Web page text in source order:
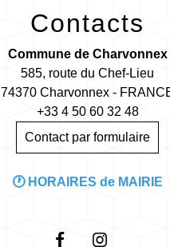
Contacts
Commune de Charvonnex
585, route du Chef-Lieu
74370 Charvonnex -
+33 4 50 60 32 48
Contact par formulaire
🕐 HORAIRES de MAIRIE